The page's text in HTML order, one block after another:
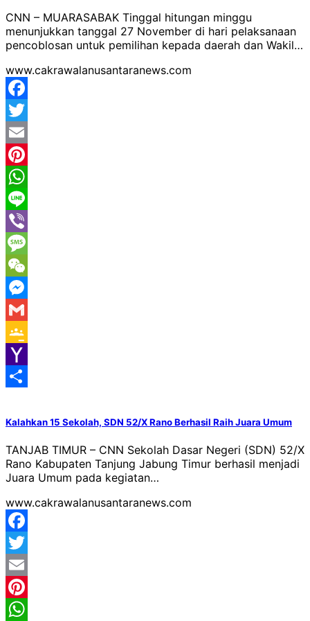
CNN – MUARASABAK Tinggal hitungan minggu
menunjukkan tanggal 27 November di hari pelaksanaan
pencoblosan untuk pemilihan kepada daerah dan Wakil…
www.cakrawalanusantaranews.com
Facebook
Twitter
Email
Pinterest
WhatsApp
Line
Viber
Message
WeChat
Messenger
Gmail
Google
Classroom
Yahoo
Kalahkan 15 Sekolah, SDN 52/X Rano Berhasil Raih Juara Umum
TANJAB TIMUR – CNN Sekolah Dasar Negeri (SDN) 52/X
Rano Kabupaten Tanjung Jabung Timur berhasil menjadi
Juara Umum pada kegiatan…
www.cakrawalanusantaranews.com
Facebook
Twitter
Email
Pinterest